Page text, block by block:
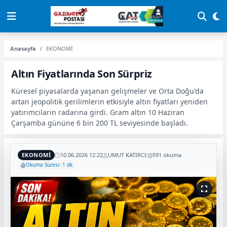
Anasayfa EKONOMİ
Altın Fiyatlarında Son Sürpriz
Küresel piyasalarda yaşanan gelişmeler ve Orta Doğu'da
artan jeopolitik gerilimlerin etkisiyle altın fiyatları yeniden
yatırımcıların radarına girdi. Gram altın 10 Haziran
Çarşamba gününe 6 bin 200 TL seviyesinde başladı.
EKONOMİ 10.06.2026 12:22 UMUT KATIRCI 591 okuma
Okuma Süresi: 1 dk